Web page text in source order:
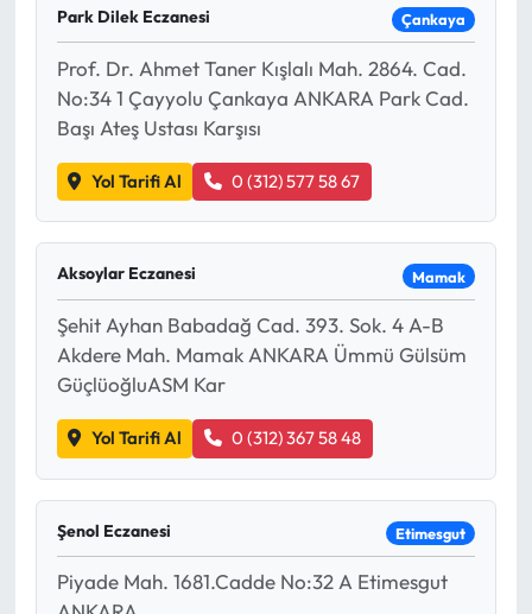
Park Dilek Eczanesi Çankaya
Prof. Dr. Ahmet Taner Kışlalı Mah. 2864. Cad.
No:34 1 Çayyolu Çankaya ANKARA Park Cad.
Başı Ateş Ustası Karşısı
Yol Tarifi Al 0 (312) 577 58 67
Aksoylar Eczanesi Mamak
Şehit Ayhan Babadağ Cad. 393. Sok. 4 A-B
Akdere Mah. Mamak ANKARA Ümmü Gülsüm
GüçlüoğluASM Kar
Yol Tarifi Al 0 (312) 367 58 48
Şenol Eczanesi Etimesgut
Piyade Mah. 1681.Cadde No:32 A Etimesgut